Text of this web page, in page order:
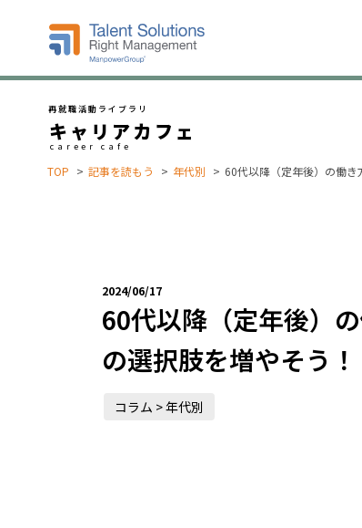
再就職活動ライブラリ
キャリアカフェ
career cafe
TOP 記事を読もう 年代別 60代以降（定年後）の働き
2024/06/17
60代以降（定年後）
の選択肢を増やそう！
コラム > 年代別